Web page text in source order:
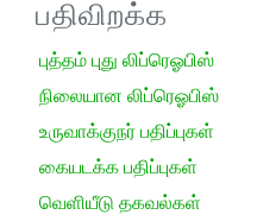
பதிவிறக்க
புத்தம் புது லிப்ரெஓபிஸ்
நிலையான லிப்ரெஓபிஸ்
உருவாக்குநர் பதிப்புகள்
கையடக்க பதிப்புகள்
வெளியீடு தகவல்கள்